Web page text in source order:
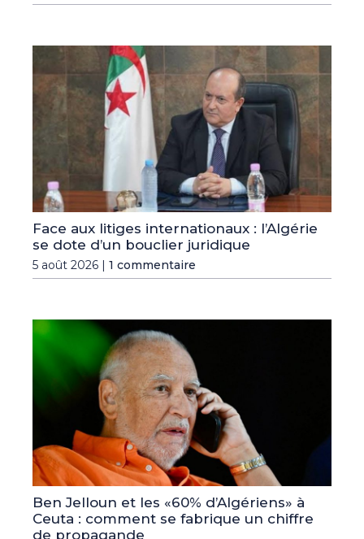
Face aux litiges internationaux : l’Algérie
se dote d’un bouclier juridique
5 août 2026 | 1 commentaire
Ben Jelloun et les «60% d’Algériens» à
Ceuta : comment se fabrique un chiffre
de propagande